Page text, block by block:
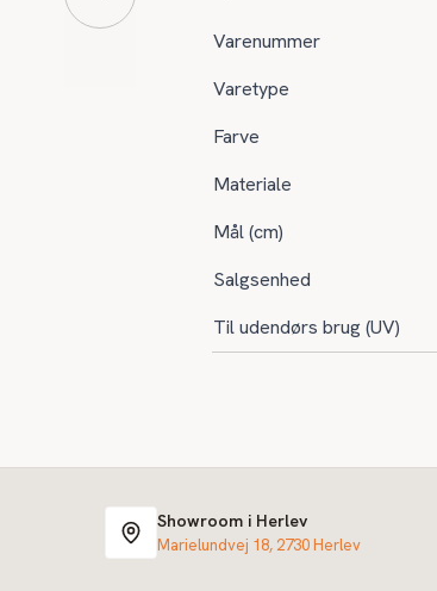
Varenummer
Varetype
Farve
Materiale
Mål (cm)
Salgsenhed
Til udendørs brug (UV)
Showroom i Herlev
Marielundvej 18, 2730 Herlev